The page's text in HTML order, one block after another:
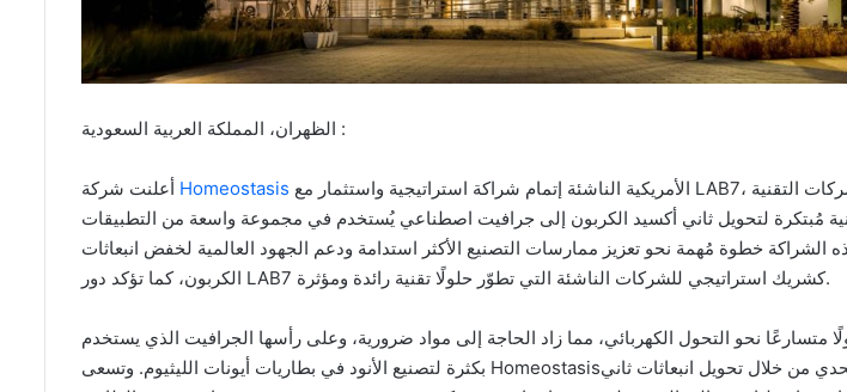
الظهران، المملكة العربية السعودية :
Homeostasis
مُبتكرة لتحويل ثاني أكسيد الكربون إلى جرافيت اصطناعي يُستخدم في مجموعة واسعة من التطبيقات
الشراكة خطوة مُهمة نحو تعزيز ممارسات التصنيع الأكثر استدامة ودعم الجهود العالمية لخفض انبعاثات
الكربون، كما تؤكد دور LAB7 كشريك استراتيجي للشركات الناشئة التي تطوّر حلولًا تقنية رائدة ومؤثرة.
متسارعًا نحو التحول الكهربائي، مما زاد الحاجة إلى مواد ضرورية، وعلى رأسها الجرافيت الذي يستخدم
بكثرة لتصنيع الأنود في بطاريات أيونات الليثيوم. وتسعى Homeostasisإلى تقديم حل لهذا التحدي من خلال تحويل انبعاثات ثاني